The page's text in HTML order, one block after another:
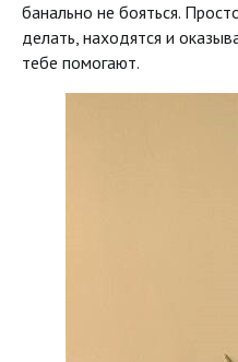
банально не бояться.
делать, находятся и
тебе помогают.